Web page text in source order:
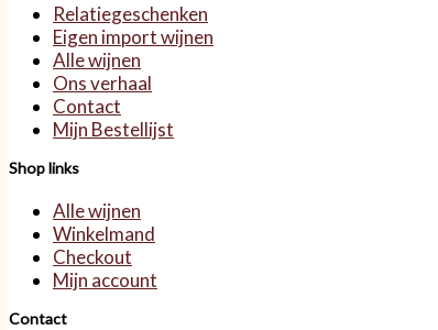
Relatiegeschenken
Eigen import wijnen
Alle wijnen
Ons verhaal
Contact
Mijn Bestellijst
Shop links
Alle wijnen
Winkelmand
Checkout
Mijn account
Contact